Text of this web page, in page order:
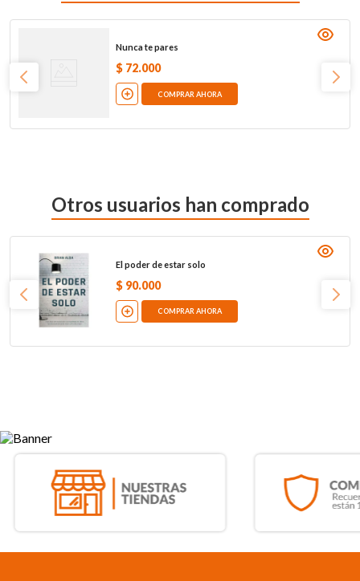
Nunca te pares
$ 72.000
COMPRAR AHORA
Otros usuarios han comprado
El poder de estar solo
$ 90.000
COMPRAR AHORA